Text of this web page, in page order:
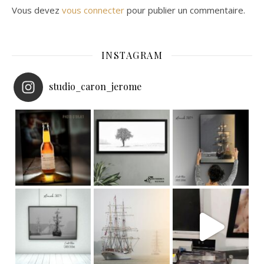
Vous devez vous connecter pour publier un commentaire.
INSTAGRAM
studio_caron_jerome